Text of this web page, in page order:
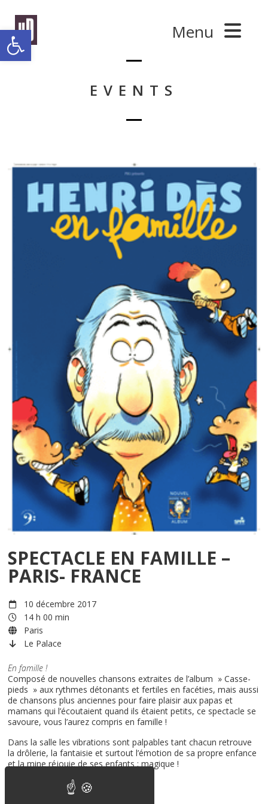
Ouvrir la barre d’outils
Menu
EVENTS
SPECTACLE EN FAMILLE –
PARIS- FRANCE
10 décembre 2017
14 h 00 min
Paris
Le Palace
En famille !
Composé de nouvelles chansons extraites de l’album » Casse-
pieds » aux rythmes détonants et fertiles en facéties, mais aussi
de chansons plus anciennes pour faire plaisir aux papas et
mamans qui l’écoutaient quand ils étaient petits, ce spectacle se
savoure, vous l’aurez compris en famille !
Dans la salle les vibrations sont palpables tant chacun retrouve
la drôlerie, la fantaisie et surtout l’émotion de sa propre enfance
et la mine réjouie de ses enfants ; magique !